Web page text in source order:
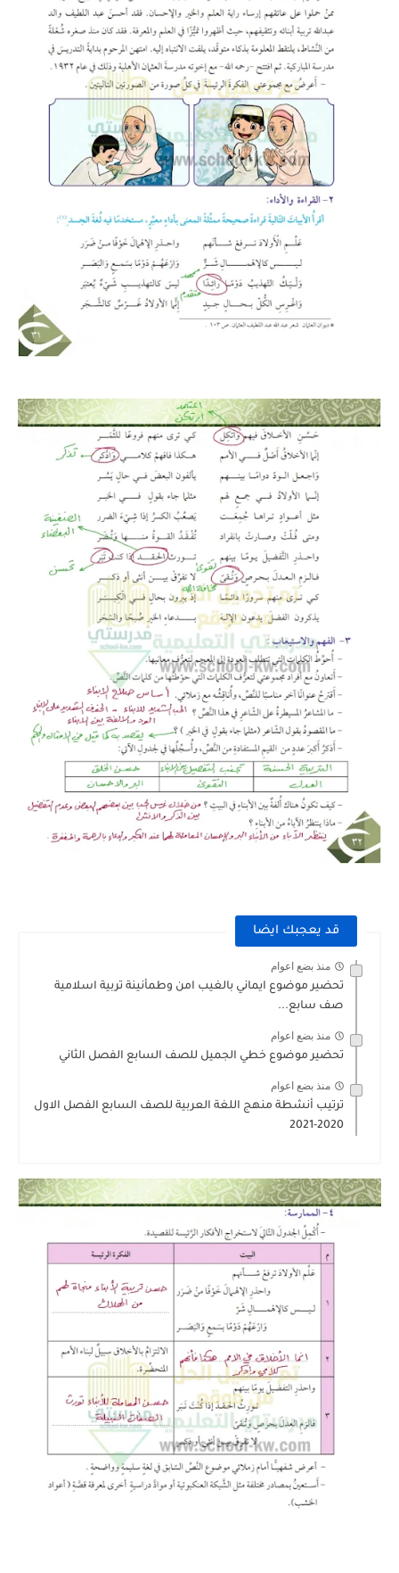
قد يعجبك ايضا
منذ بضع اعوام
تحضير موضوع ايماني بالغيب امن وطمأنينة تربية اسلامية
صف سابع...
منذ بضع اعوام
تحضير موضوع خطي الجميل للصف السابع الفصل الثاني
منذ بضع اعوام
ترتيب أنشطة منهج اللغة العربية للصف السابع الفصل الاول
2020-2021